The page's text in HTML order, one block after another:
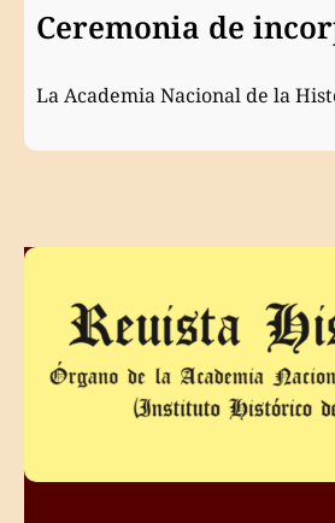
Ceremonia de
La Academia Nacional de la